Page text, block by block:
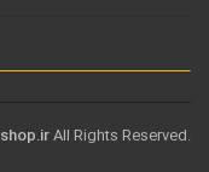
All Rights Reserved.